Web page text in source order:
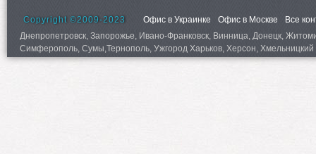
Copyright ©2009-2023 Офис в Украинке Офис в Москве
Все
Днепропетровск, Запорожье, Ивано-Франковск, Винница, Донецк,
Симферополь, Сумы,Тернополь, Ужгород Харьков, Херсон,